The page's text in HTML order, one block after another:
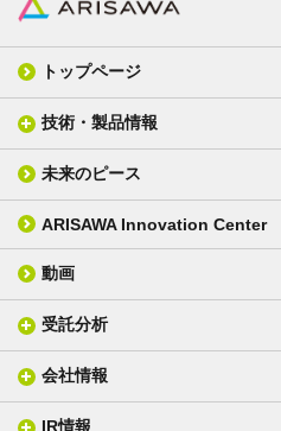
トップページ
技術・製品情報
FPC材料
カバーレイフィルム
銅張り積層板
層間接着シート
電気絶縁・産業構造材料
織物製品
未来のピース
ARISAWA Innovation Center
動画
受託分析
分析メニュー(事例)
会社情報
IR情報